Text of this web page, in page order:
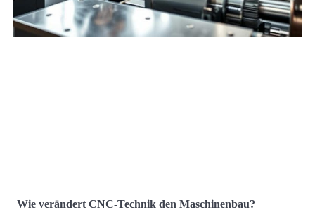
Wie verändert CNC-Technik den Maschinenbau?